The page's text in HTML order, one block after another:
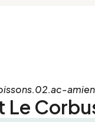
Le